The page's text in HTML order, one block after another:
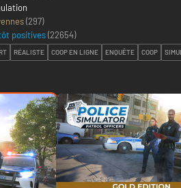
(297)
positives(22654)
RÉALISTE COOP EN LIGNE ENQUÊTE COOP